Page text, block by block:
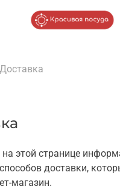
Доставка
на этой странице
доставки,
магазин.